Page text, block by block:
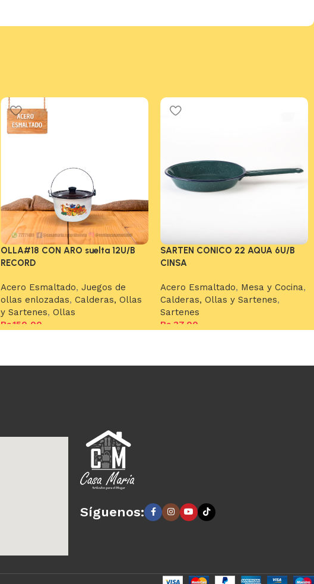
OLLA#18 CON ARO suelta 12U/B
RECORD
Acero Esmaltado,Juegos de
ollas enlozadas,Calderas, Ollas
y Sartenes,Ollas
Bs.150,00
SARTEN CONICO 22 AQUA 6U/B
CINSA
Acero Esmaltado, Mesa y Cocina,
Calderas, Ollas y Sartenes,
Sartenes
Bs. 37,00
Síguenos: